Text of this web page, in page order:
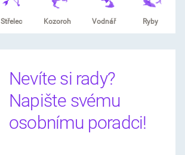
Střelec Kozoroh Vodnář Ryby
Nevíte si rady?
Napište svému
osobnímu poradci!